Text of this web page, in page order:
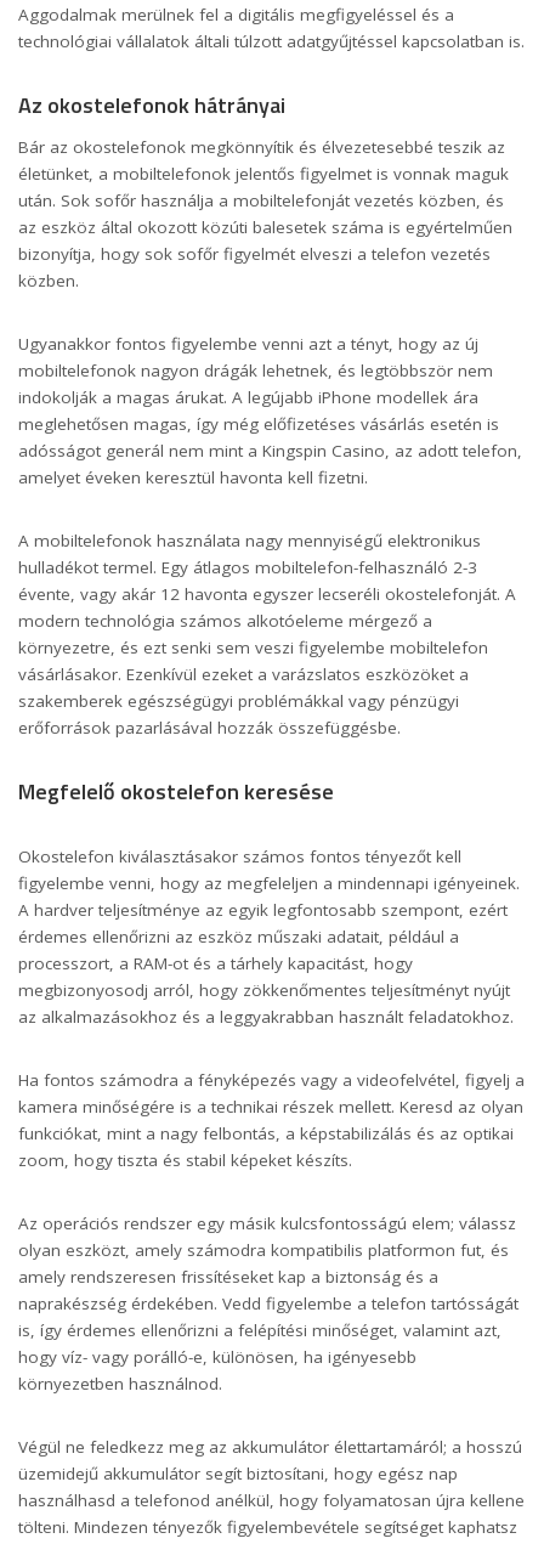
Aggodalmak merülnek fel a digitális megfigyeléssel és a
technológiai vállalatok általi túlzott adatgyűjtéssel kapcsolatban is.
Az okostelefonok hátrányai
Bár az okostelefonok megkönnyítik és élvezetesebbé teszik az
életünket, a mobiltelefonok jelentős figyelmet is vonnak maguk
után. Sok sofőr használja a mobiltelefonját vezetés közben, és
az eszköz által okozott közúti balesetek száma is egyértelműen
bizonyítja, hogy sok sofőr figyelmét elveszi a telefon vezetés
közben.
Ugyanakkor fontos figyelembe venni azt a tényt, hogy az új
mobiltelefonok nagyon drágák lehetnek, és legtöbbször nem
indokolják a magas árukat. A legújabb iPhone modellek ára
meglehetősen magas, így még előfizetéses vásárlás esetén is
adósságot generál nem mint a Kingspin Casino, az adott telefon,
amelyet éveken keresztül havonta kell fizetni.
A mobiltelefonok használata nagy mennyiségű elektronikus
hulladékot termel. Egy átlagos mobiltelefon-felhasználó 2-3
évente, vagy akár 12 havonta egyszer lecseréli okostelefonját. A
modern technológia számos alkotóeleme mérgező a
környezetre, és ezt senki sem veszi figyelembe mobiltelefon
vásárlásakor. Ezenkívül ezeket a varázslatos eszközöket a
szakemberek egészségügyi problémákkal vagy pénzügyi
erőforrások pazarlásával hozzák összefüggésbe.
Megfelelő okostelefon keresése
Okostelefon kiválasztásakor számos fontos tényezőt kell
figyelembe venni, hogy az megfeleljen a mindennapi igényeinek.
A hardver teljesítménye az egyik legfontosabb szempont, ezért
érdemes ellenőrizni az eszköz műszaki adatait, például a
processzort, a RAM-ot és a tárhely kapacitást, hogy
megbizonyosodj arról, hogy zökkenőmentes teljesítményt nyújt
az alkalmazásokhoz és a leggyakrabban használt feladatokhoz.
Ha fontos számodra a fényképezés vagy a videofelvétel, figyelj a
kamera minőségére is a technikai részek mellett. Keresd az olyan
funkciókat, mint a nagy felbontás, a képstabilizálás és az optikai
zoom, hogy tiszta és stabil képeket készíts.
Az operációs rendszer egy másik kulcsfontosságú elem; válassz
olyan eszközt, amely számodra kompatibilis platformon fut, és
amely rendszeresen frissítéseket kap a biztonság és a
naprakészség érdekében. Vedd figyelembe a telefon tartósságát
is, így érdemes ellenőrizni a felépítési minőséget, valamint azt,
hogy víz- vagy porálló-e, különösen, ha igényesebb
környezetben használnod.
Végül ne feledkezz meg az akkumulátor élettartamáról; a hosszú
üzemidejű akkumulátor segít biztosítani, hogy egész nap
használhasd a telefonod anélkül, hogy folyamatosan újra kellene
tölteni. Mindezen tényezők figyelembevétele segítséget kaphatsz